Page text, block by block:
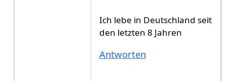
Ich lebe in Deutschland seit
den letzten 8 Jahren
Antworten